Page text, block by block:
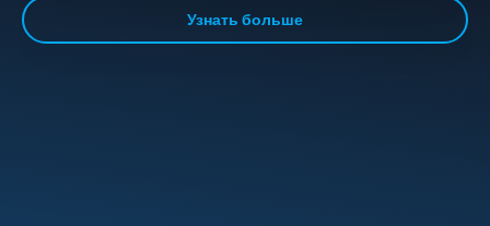
Узнать больше